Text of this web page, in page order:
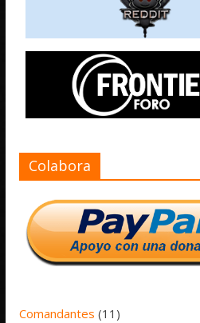
Colabora
Comandantes (11)